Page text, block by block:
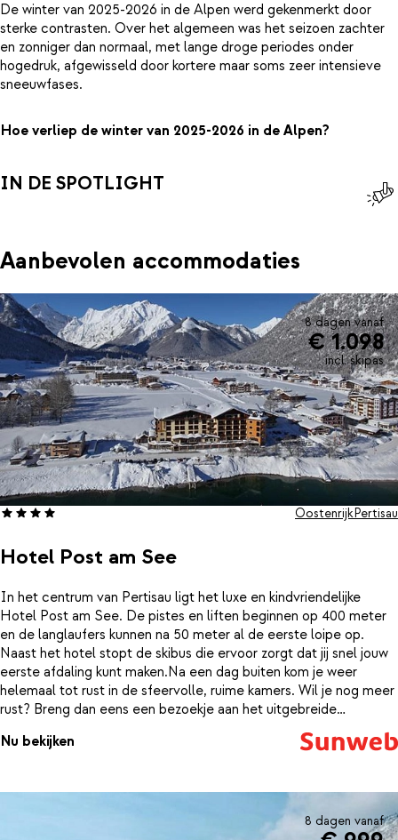
De winter van 2025-2026 in de Alpen werd gekenmerkt door
sterke contrasten. Over het algemeen was het seizoen zachter
en zonniger dan normaal, met lange droge periodes onder
hogedruk, afgewisseld door kortere maar soms zeer intensieve
sneeuwfases.
Hoe verliep de winter van 2025-2026 in de Alpen?
IN DE SPOTLIGHT
Aanbevolen accommodaties
8 dagen vanaf
€ 1.098
incl. skipas
Hotel Post am See
OostenrijkPertisau
In het centrum van Pertisau ligt het luxe en kindvriendelijke
Hotel Post am See. De pistes en liften beginnen op 400 meter
en de langlaufers kunnen na 50 meter al de eerste loipe op.
Naast het hotel stopt de skibus die ervoor zorgt dat jij snel jouw
eerste afdaling kunt maken.Na een dag buiten kom je weer
helemaal tot rust in de sfeervolle, ruime kamers. Wil je nog meer
rust? Breng dan eens een bezoekje aan het uitgebreide
cabine. Tegen een kleine vergoeding kun je je spieren los laten
dag nog niet al je energie kwijt, dan kun je nog even lekker
sporten in de fitnessruimte van het hotel terwijl de kinderen
Nu bekijken
8 dagen vanaf